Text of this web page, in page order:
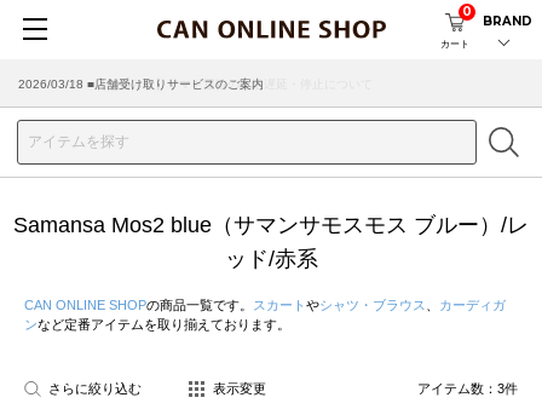
カート
0
BRAND
2026/03/18 ■店舗受け取りサービスのご案内
Samansa Mos2 blue（サマンサモスモス ブルー）/レ
ッド/赤系
CAN ONLINE SHOPの商品一覧です。 スカート やシャツ・ブラウス
カーディガ
ンなど定番アイテムを取り揃えております。
さらに絞り込む 表示変更 アイテム数： 3件